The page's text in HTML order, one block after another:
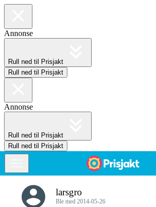
Annonse
Rull ned til Prisjakt
Rull ned til Prisjakt
Annonse
Rull ned til Prisjakt
Rull ned til Prisjakt
larsgro
Ble med 2014-05-26